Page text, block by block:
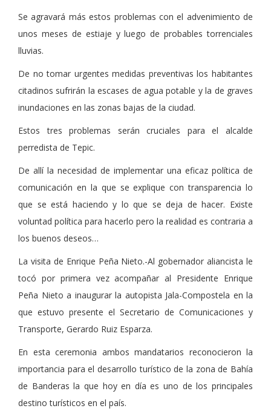
Se agravará más estos problemas con el advenimiento de
unos meses de estiaje y luego de probables torrenciales
lluvias.
De no tomar urgentes medidas preventivas los habitantes
citadinos sufrirán la escases de agua potable y la de graves
inundaciones en las zonas bajas de la ciudad.
Estos tres problemas serán cruciales para el alcalde
perredista de Tepic.
De allí la necesidad de implementar una eficaz política de
comunicación en la que se explique con transparencia lo
que se está haciendo y lo que se deja de hacer. Existe
voluntad política para hacerlo pero la realidad es contraria a
los buenos deseos…
La visita de Enrique Peña Nieto.-Al gobernador aliancista le
tocó por primera vez acompañar al Presidente Enrique
Peña Nieto a inaugurar la autopista Jala-Compostela en la
que estuvo presente el Secretario de Comunicaciones y
Transporte, Gerardo Ruiz Esparza.
En esta ceremonia ambos mandatarios reconocieron la
importancia para el desarrollo turístico de la zona de Bahía
de Banderas la que hoy en día es uno de los principales
destino turísticos en el país.